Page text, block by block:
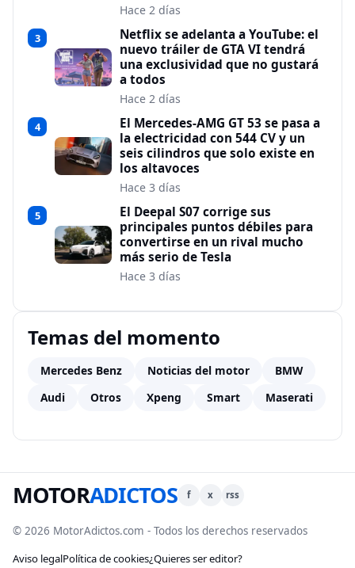
Hace 2 días
3
Netflix se adelanta a YouTube: el
nuevo tráiler de GTA VI tendrá
una exclusividad que no gustará
a todos
Hace 2 días
4
El Mercedes-AMG GT 53 se pasa a
la electricidad con 544 CV y un
seis cilindros que solo existe en
los altavoces
Hace 3 días
5
El Deepal S07 corrige sus
principales puntos débiles para
convertirse en un rival mucho
más serio de Tesla
Hace 3 días
Temas del momento
Mercedes Benz Noticias del motor
BMW
Audi
Otros Xpeng Smart Maserati
MOTORADICTOS f x rss
© 2026 MotorAdictos.com - Todos los derechos reservados
Aviso legalPolítica de cookies¿Quieres ser editor?